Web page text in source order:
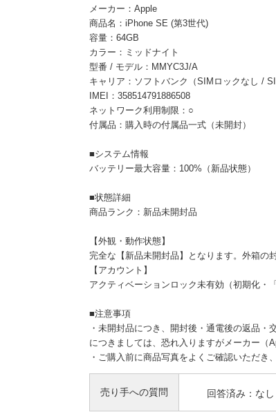
メーカー：Apple
商品名：iPhone SE (第3世代)
容量：64GB
カラー：ミッドナイト
型番 / モデル：MMYC3J/A
キャリア：ソフトバンク（SIMロックなし /
IMEI：358514791886508
ネットワーク利用制限：○
付属品：購入時の付属品一式（未開封）
■システム情報
バッテリー最大容量：100%（新品状態）
■状態詳細
商品ランク：新品未開封品
【外観・動作状態】
完全な【新品未開封品】となります。外箱の
【アカウント】
アクティベーションロック未有効（初期化・
■注意事項
・未開封品につき、開封後・通電後の返品
につきましては、恐れ入りますがメーカー（
・ご購入前に商品写真をよくご確認いただき
売り手への質問 回答済み：なし